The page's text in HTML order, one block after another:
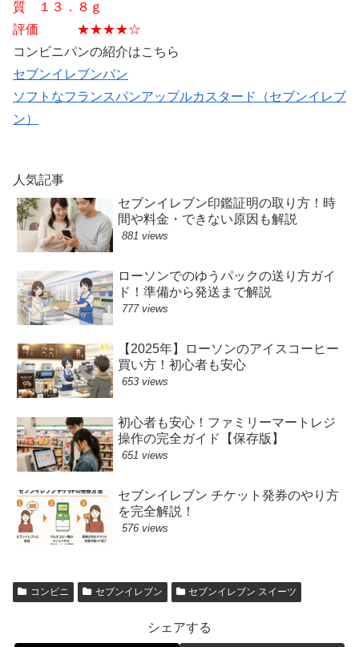
質 １３．８ｇ
評価 ★★★★☆
コンビニパンの紹介はこちら
セブンイレブンパン
ソフトなフランスパンアップルカスタード（セブンイレブ
ン）
人気記事
セブンイレブン印鑑証明の取り方！時
間や料金・できない原因も解説
881 views
ローソンでのゆうパックの送り方ガイ
ド！準備から発送まで解説
777 views
【2025年】ローソンのアイスコーヒー
買い方！初心者も安心
653 views
初心者も安心！ファミリーマートレジ
操作の完全ガイド【保存版】
651 views
セブンイレブン チケット発券のやり方
を完全解説！
576 views
コンビニ セブンイレブン セブンイレブン スイーツ
シェアする